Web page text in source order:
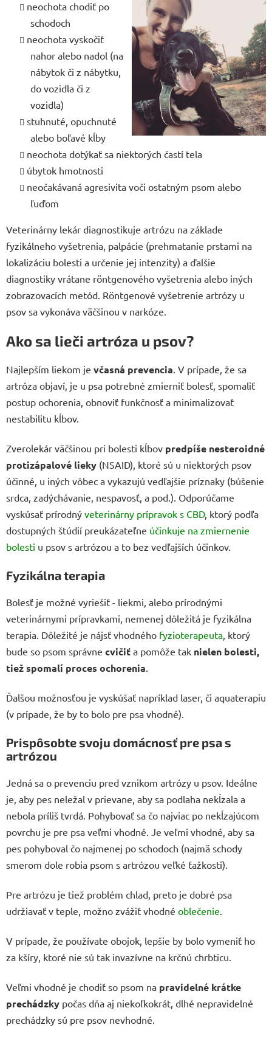
neochota chodiť po
schodoch
neochota vyskočiť
nahor alebo nadol (na
nábytok či z nábytku,
do vozidla či z
vozidla)
stuhnuté, opuchnuté
alebo boľavé kĺby
neochota dotýkať sa niektorých častí tela
úbytok hmotnosti
neočakávaná agresivita voči ostatným psom alebo
ľuďom
Veterinárny lekár diagnostikuje artrózu na základe
fyzikálneho vyšetrenia, palpácie (prehmatanie prstami na
lokalizáciu bolesti a určenie jej intenzity) a ďalšie
diagnostiky vrátane röntgenového vyšetrenia alebo iných
zobrazovacích metód. Röntgenové vyšetrenie artrózy u
psov sa vykonáva väčšinou v narkóze.
Ako sa lieči artróza u psov?
Najlepším liekom je včasná prevencia . V prípade, že sa
artróza objaví, je u psa potrebné zmierniť bolesť, spomaliť
postup ochorenia, obnoviť funkčnosť a minimalizovať
nestabilitu kĺbov.
Zverolekár väčšinou pri bolesti kĺbov predpíše nesteroidné
protizápalové lieky (NSAID), ktoré sú u niektorých psov
účinné, u iných vôbec a vykazujú vedľajšie príznaky (búšenie
srdca, zadýchávanie, nespavosť, a pod.). Odporúčame
vyskúsať prírodný veterinárny prípravok s CBD, ktorý podľa
dostupných štúdií preukázateľne účinkuje na zmiernenie
bolesti u psov s artrózou a to bez vedľajších účinkov.
Fyzikálna terapia
Bolesť je možné vyriešiť - liekmi, alebo prírodnými
veterinárnymi prípravkami, nemenej dôležitá je fyzikálna
terapia. Dôležité je nájsť vhodného fyzioterapeuta , ktorý
bude so psom správne cvičiť a pomôže tak nielen bolesti,
tiež spomalí proces ochorenia
Ďalšou možnosťou je vyskúšať napríklad laser, či aquaterapiu
(v prípade, že by to bolo pre psa vhodné).
Prispôsobte svoju domácnosť pre psa s
artrózou
Jedná sa o prevenciu pred vznikom artrózy u psov. Ideálne
je, aby pes neležal v prievane, aby sa podlaha nekĺzala a
nebola príliš tvrdá. Pohybovať sa čo najviac po nekĺzajúcom
povrchu je pre psa veľmi vhodné. Je veľmi vhodné, aby sa
pes pohyboval čo najmenej po schodoch (najmä schody
smerom dole robia psom s artrózou veľké ťažkosti).
Pre artrózu je tiež problém chlad, preto je dobré psa
udržiavať v teple, možno zvážiť vhodné oblečenie
V prípade, že používate obojok, lepšie by bolo vymeniť ho
za kšíry, ktoré nie sú tak invazívne na krčnú chrbticu.
Veľmi vhodné je chodiť so psom na pravidelné krátke
prechádzky počas dňa aj niekoľkokrát, dlhé nepravidelné
prechádzky sú pre psov nevhodné.